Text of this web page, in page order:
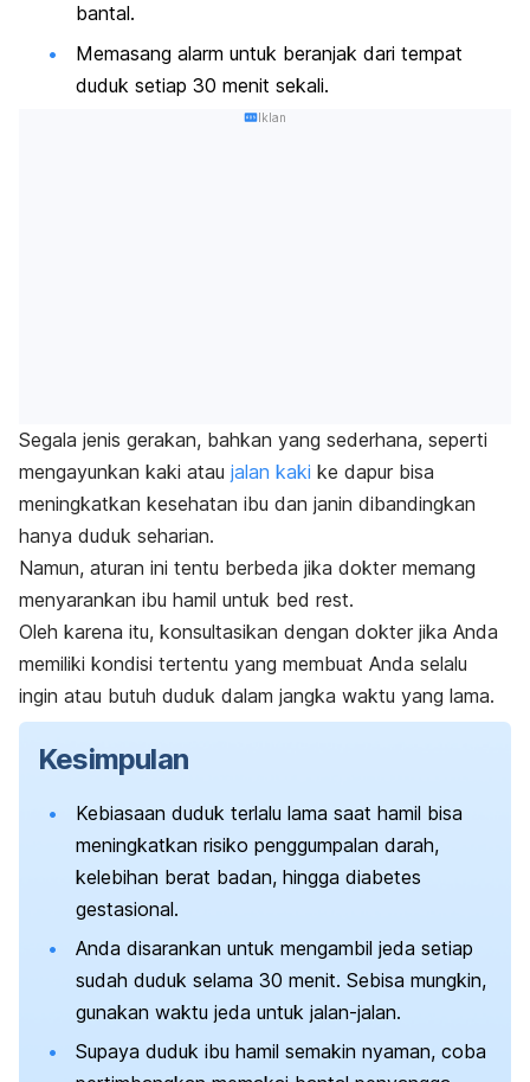
bantal.
Memasang alarm untuk beranjak dari tempat
duduk setiap 30 menit sekali.
Iklan
Segala jenis gerakan, bahkan yang sederhana, seperti
mengayunkan kaki atau jalan kaki ke dapur bisa
meningkatkan kesehatan ibu dan janin dibandingkan
hanya duduk seharian.
Namun, aturan ini tentu berbeda jika dokter memang
menyarankan ibu hamil untuk bed rest.
Oleh karena itu, konsultasikan dengan dokter jika Anda
memiliki kondisi tertentu yang membuat Anda selalu
ingin atau butuh duduk dalam jangka waktu yang lama.
Kesimpulan
Kebiasaan duduk terlalu lama saat hamil bisa
meningkatkan risiko penggumpalan darah,
kelebihan berat badan, hingga diabetes
gestasional.
Anda disarankan untuk mengambil jeda setiap
sudah duduk selama 30 menit. Sebisa mungkin,
gunakan waktu jeda untuk jalan-jalan.
Supaya duduk ibu hamil semakin nyaman, coba